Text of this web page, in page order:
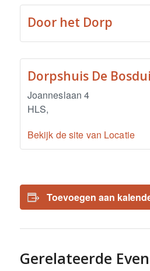
Door het Dorp
Dorpshuis De
Joanneslaan 4
HLS,
Bekijk de site van Locatie
Toevoegen aan
Gerelateerde